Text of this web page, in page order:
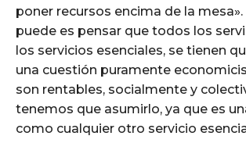
poner recursos encima de la
puede es pensar que todos los
los servicios esenciales, se tienen
una cuestión puramente
son rentables, socialmente y
tenemos que asumirlo, ya que es
como cualquier otro servicio